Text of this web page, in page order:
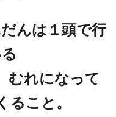
んは１頭で行
むれになって
こと。